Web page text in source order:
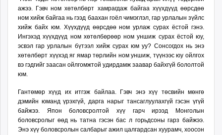
ажээ. Гэвч ном хөтөлбөрт хамрагдаж байгаа хүүхдүүд өөрсдөө
ном хийж байгаа нь гээд баахан гоёл чимэглэл, гар урлалын зүйлс
хийж байх юм. Хүүхдүүд өөрсдөө ном урлаж сурах ёстой гэнэ.
Ингэхэд хүүхдүүд ном хөтөлбөрөөр ном уншиж сурах ёстой юу,
эсвэл гар урлалын бүтээл хийж сурах юм уу? Сонсогдох нь энэ
хөтөлбөрт хүүхэд яг ямар төрлийн ном уншиж, түүнээс юу ойлгох
вэ гэдгийг заасан ойлгомжтой удирдамж заавар байхгүй бололтой
юм.
Гантөмөр хүүд их итгэж байлаа. Гэвч энэ хүү төсвийн мөнгө
дэмийн юманд үрэхгүй, дарга нарыг тансаглуулахгүй гэсэн үгүй
байжээ. Япон боловсролтой хүү гарч ирээд Монголын
боловсролыг өөд нь татна гэсэн бас л горьдсоны гарз байжээ.
Энэ хүү боловсролын салбарыг ажил цалгардсан хуурамч, хоосон